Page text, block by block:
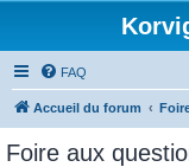
FAQ
Accueil du forum
Foire aux